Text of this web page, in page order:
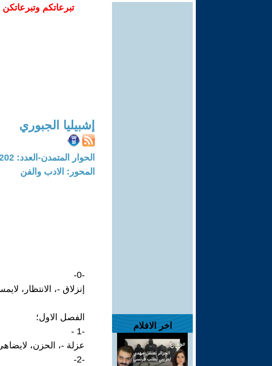
اخر الافلام
تبرعاتكم
إشبيليا الجبوري
الحوار المتمدن-العدد: 8202 - 2024 / 12 / 25 - 23:51
المحور: الادب والفن
-0-
إنزلاق -، الانتظار،
الفصل الاول؛
-1 -
عزلة -، الحزن،
-2-